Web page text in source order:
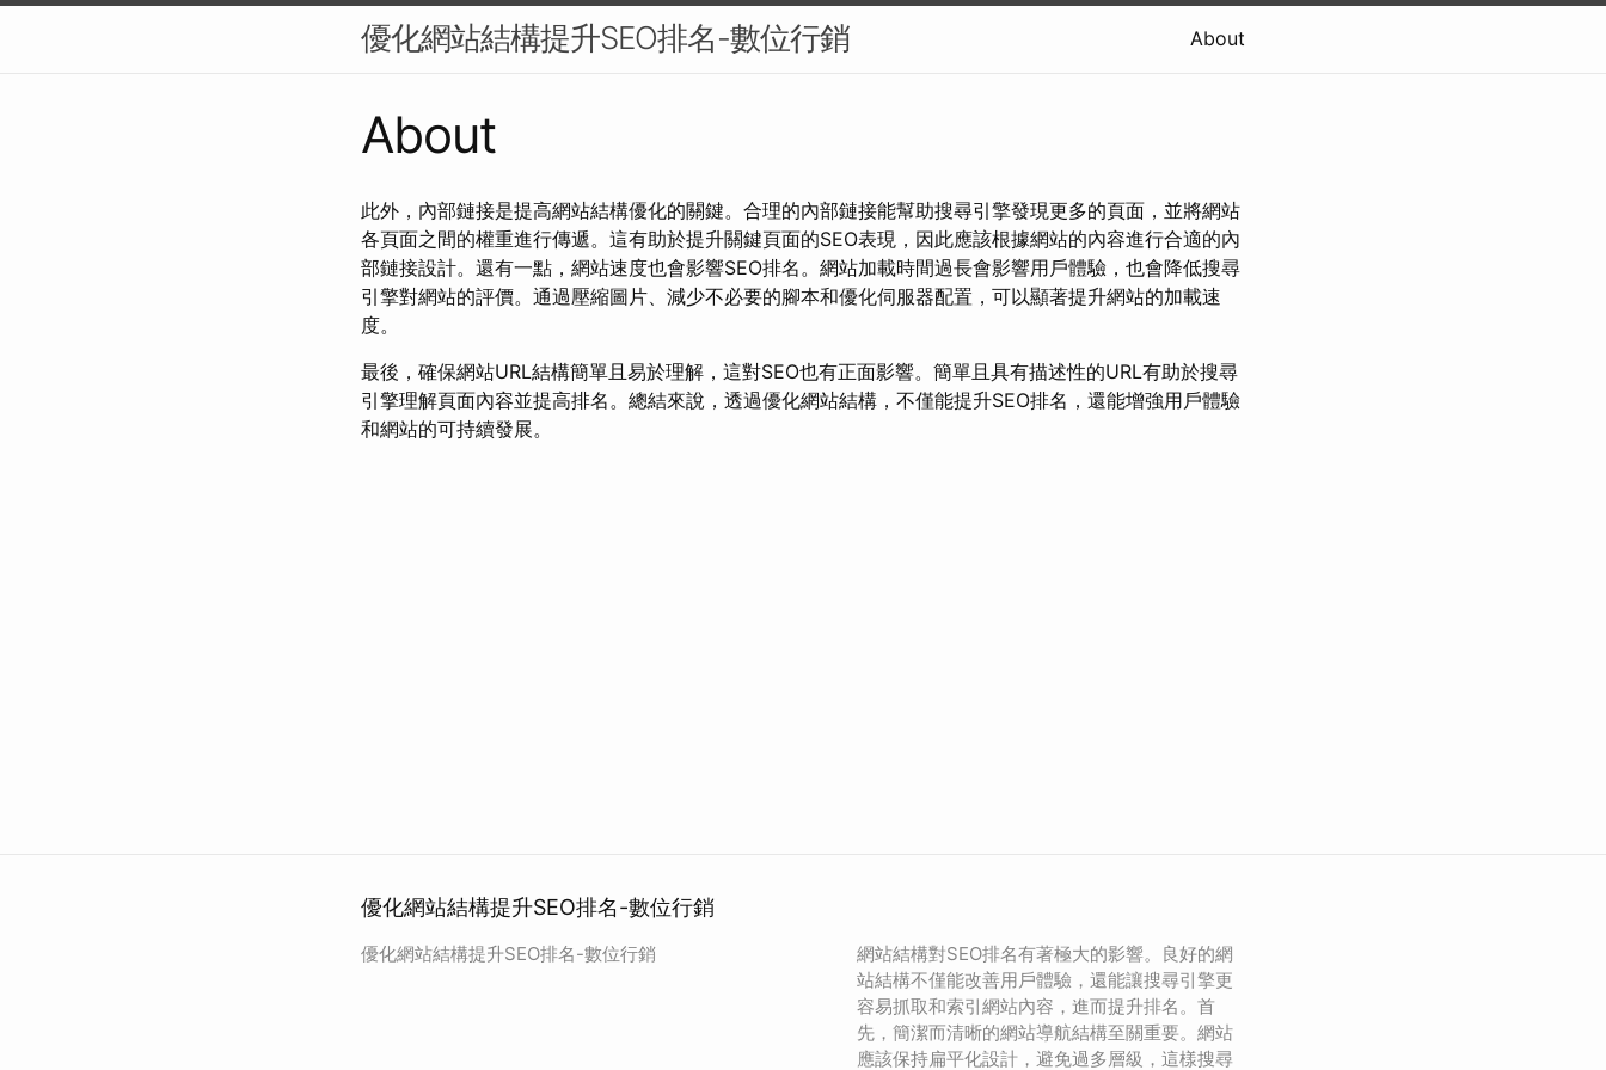
優化網站結構提升SEO排名-數位行銷 About
About
此外，內部鏈接是提高網站結構優化的關鍵。合理的內部鏈接能幫助搜尋引擎發現更多的頁面，並將網站
各頁面之間的權重進行傳遞。這有助於提升關鍵頁面的SEO表現，因此應該根據網站的內容進行合適的內
部鏈接設計。還有一點，網站速度也會影響SEO排名。網站加載時間過長會影響用戶體驗，也會降低搜尋
引擎對網站的評價。通過壓縮圖片、減少不必要的腳本和優化伺服器配置，可以顯著提升網站的加載速
度。
最後，確保網站URL結構簡單且易於理解，這對SEO也有正面影響。簡單且具有描述性的URL有助於搜尋
引擎理解頁面內容並提高排名。總結來說，透過優化網站結構，不僅能提升SEO排名，還能增強用戶體驗
和網站的可持續發展。
優化網站結構提升SEO排名-數位行銷
優化網站結構提升SEO排名-數位行銷
網站結構對SEO排名有著極大的影響。良好的網
站結構不僅能改善用戶體驗，還能讓搜尋引擎更
容易抓取和索引網站內容，進而提升排名。首
先，簡潔而清晰的網站導航結構至關重要。網站
應該保持扁平化設計，避免過多層級，這樣搜尋